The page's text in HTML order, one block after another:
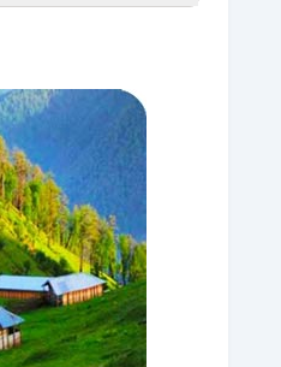
سنگ سماور
دریاچه ولشت
روستای هریجان
روستای سیاه بیشه
تپه باستانی کلار
آبشار اکاپل